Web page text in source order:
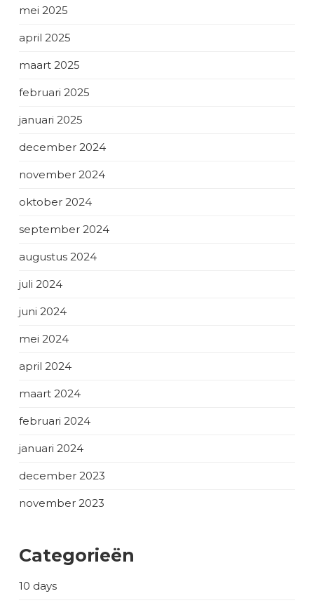
mei 2025
april 2025
maart 2025
februari 2025
januari 2025
december 2024
november 2024
oktober 2024
september 2024
augustus 2024
juli 2024
juni 2024
mei 2024
april 2024
maart 2024
februari 2024
januari 2024
december 2023
november 2023
Categorieën
10 days